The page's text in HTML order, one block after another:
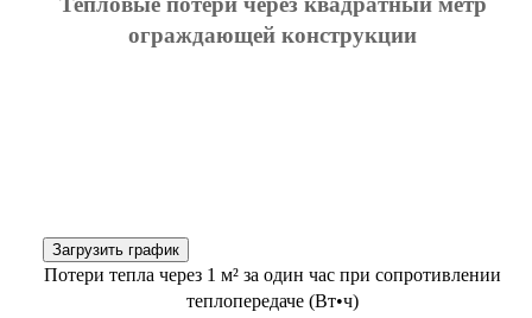
ограждающей конструкции
Загрузить график
Потери тепла через 1 м² за один час при сопротивлении
теплопередаче (Вт•ч)